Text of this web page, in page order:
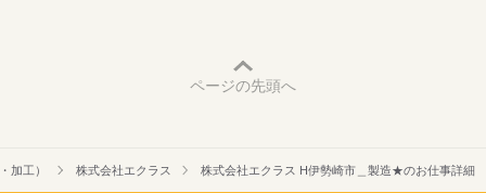
ページの先頭へ
加工） 株式会社エクラス 株式会社エクラス H伊勢崎市＿製造★のお仕事詳細